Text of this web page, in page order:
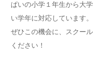
ぱいの小学１年生から大
い学年に対応しています。
ぜひこの機会に、スクー
ください！